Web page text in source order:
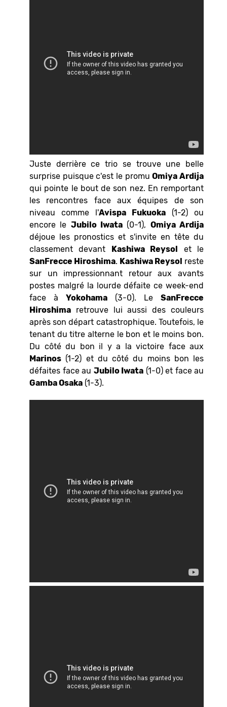
Juste derrière ce trio se trouve une belle
surprise puisque c'est le promuOmiya Ardija
qui pointe le bout de son nez. En remportant
les rencontres face aux équipes de son
niveau comme l'Avispa Fukuoka (1-2) ou
encore le Jubilo Iwata (0-1), Omiya Ardija
déjoue les pronostics et s'invite en tête du
classement devant Kashiwa Reysol et le
SanFrecce Hiroshima. Kashiwa Reysol reste
sur un impressionnant retour aux avants
postes malgré la lourde défaite ce week-end
face à Yokohama (3-0). Le SanFrecce
Hiroshima retrouve lui aussi des couleurs
après son départ catastrophique. Toutefois, le
tenant du titre alterne le bon et le moins bon.
Du côté du bon il y a la victoire face aux
Marinos (1-2) et du côté du moins bon les
défaites face au Jubilo Iwata (1-0) et face au
Gamba Osaka (1-3).